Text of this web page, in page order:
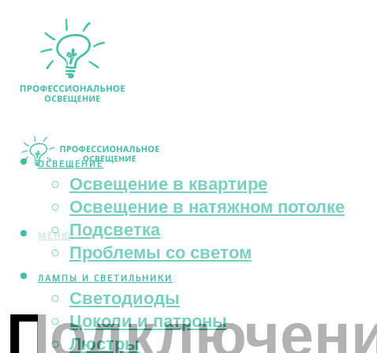
ОСВЕЩЕНИЕ
Освещение в квартире
Освещение в натяжном потолке
Подсветка
Проблемы со светом
ЛАМПЫ И СВЕТИЛЬНИКИ
Светодиоды
Цоколи и патроны
Люстры
МЕНЮ